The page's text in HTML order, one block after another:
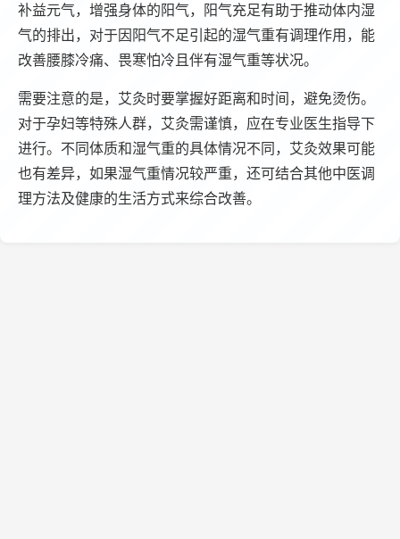
补益元气，增强身体的阳气，阳气充足有助于推动体内湿
气的排出，对于因阳气不足引起的湿气重有调理作用，能
改善腰膝冷痛、畏寒怕冷且伴有湿气重等状况。
需要注意的是，艾灸时要掌握好距离和时间，避免烫伤。
对于孕妇等特殊人群，艾灸需谨慎，应在专业医生指导下
进行。不同体质和湿气重的具体情况不同，艾灸效果可能
也有差异，如果湿气重情况较严重，还可结合其他中医调
理方法及健康的生活方式来综合改善。